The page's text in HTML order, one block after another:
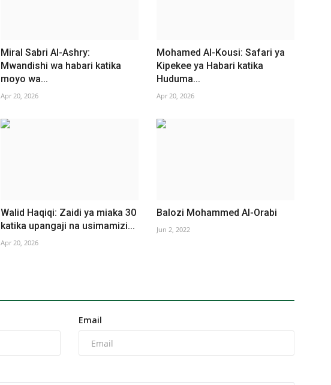
Miral Sabri Al-Ashry:
Mwandishi wa habari katika
moyo wa...
Apr 20, 2026
Mohamed Al-Kousi: Safari ya
Kipekee ya Habari katika
Huduma...
Apr 20, 2026
Walid Haqiqi: Zaidi ya miaka 30
katika upangaji na usimamizi...
Apr 20, 2026
Balozi Mohammed Al-Orabi
Jun 2, 2022
Email